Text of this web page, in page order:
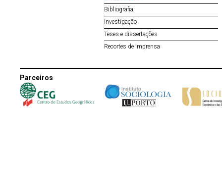
Bibliografia
Investigação
Teses e dissertações
Recortes de imprensa
Parceiros